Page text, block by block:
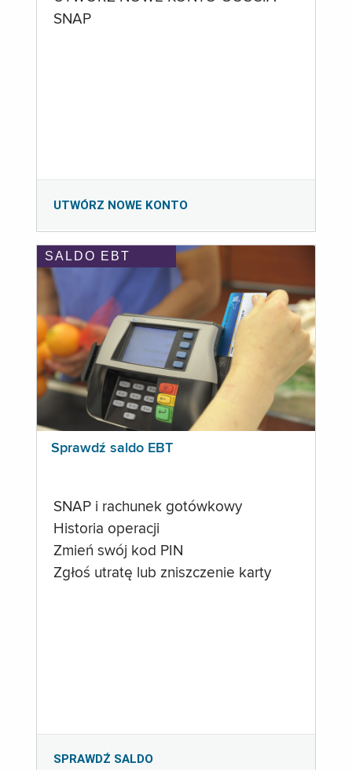
SNAP
UTWÓRZ NOWE KONTO
SALDO EBT
Sprawdź saldo EBT
SNAP i rachunek gotówkowy
Historia operacji
Zmień swój kod PIN
Zgłoś utratę lub zniszczenie karty
SPRAWDŹ SALDO